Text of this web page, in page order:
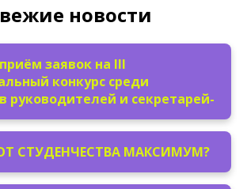
новости
заявок на III
конкурс среди
руководителей и секретарей-
СТУДЕНЧЕСТВА МАКСИМУМ?